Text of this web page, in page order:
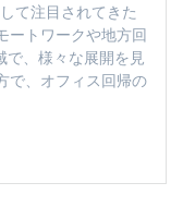
て注目されてきた
ートワークや地方回
で、様々な展開を見
で、オフィス回帰の